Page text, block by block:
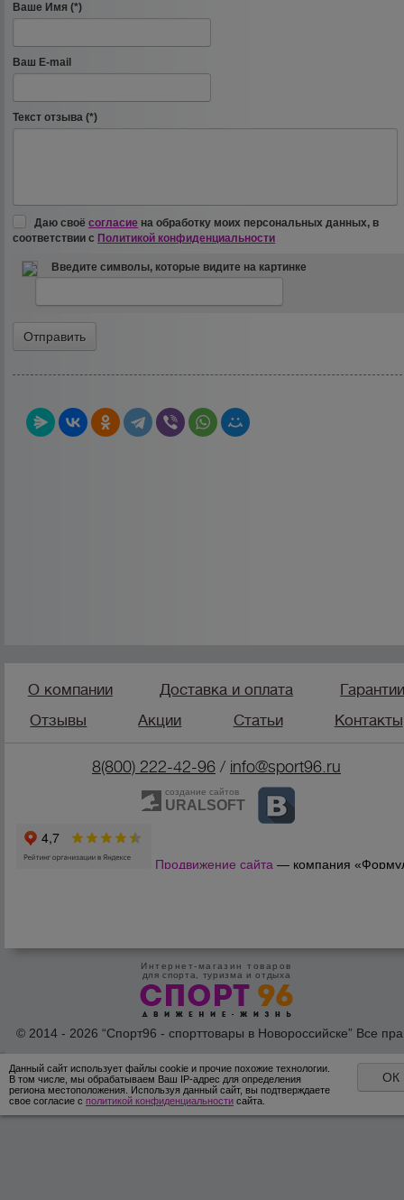
Ваше Имя (*)
Ваш E-mail
Текст отзыва (*)
Даю своёсогласие на обработку моих персональных данных, в
соответствии с Политикой конфиденциальности
Введите символы, которые видите на картинке
О компании Доставка и оплата
Отзывы
Акции Статьи Контакты
8(800) 222-42-96/ info@sport96.ru
создание сайтов
URALSOFT
Продвижение сайта — компания
Интернет-магазин товаров
для спорта, туризма и отдыха
© 2014 - 2026 “Спорт96 - спорттовары в Новороссийске” Все
Данный сайт использует файлы cookie и прочие похожие технологии.
В том числе, мы обрабатываем Ваш IP-адрес для определения
региона местоположения. Используя данный сайт, вы подтверждаете
свое согласие с политикой конфиденциальности сайта.
ОК